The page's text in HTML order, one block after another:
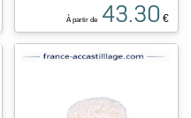
À partir de 43.30 €